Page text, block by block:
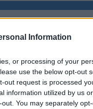
Information
or processing of your
use the below opt-out
out request is processed
information utilized by us
You may separately